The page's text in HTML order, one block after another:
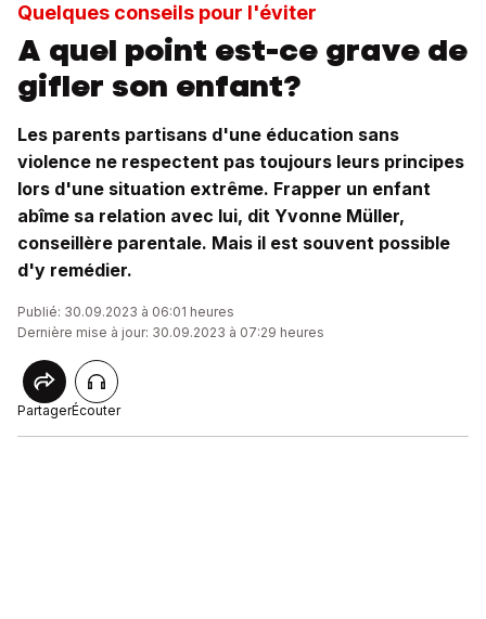
Quelques conseils pour l'éviter
A quel point est-ce grave de
gifler son enfant?
Les parents partisans d'une éducation sans
violence ne respectent pas toujours leurs principes
lors d'une situation extrême. Frapper un enfant
abîme sa relation avec lui, dit Yvonne Müller,
conseillère parentale. Mais il est souvent possible
d'y remédier.
Publié: 30.09.2023 à 06:01 heures
Dernière mise à jour: 30.09.2023 à 07:29 heures
PartagerÉcouter